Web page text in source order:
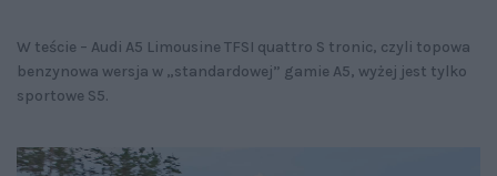
W teście – Audi A5 Limousine TFSI quattro S tronic, czyli topowa
benzynowa wersja w „standardowej” gamie A5, wyżej jest tylko
sportowe S5.